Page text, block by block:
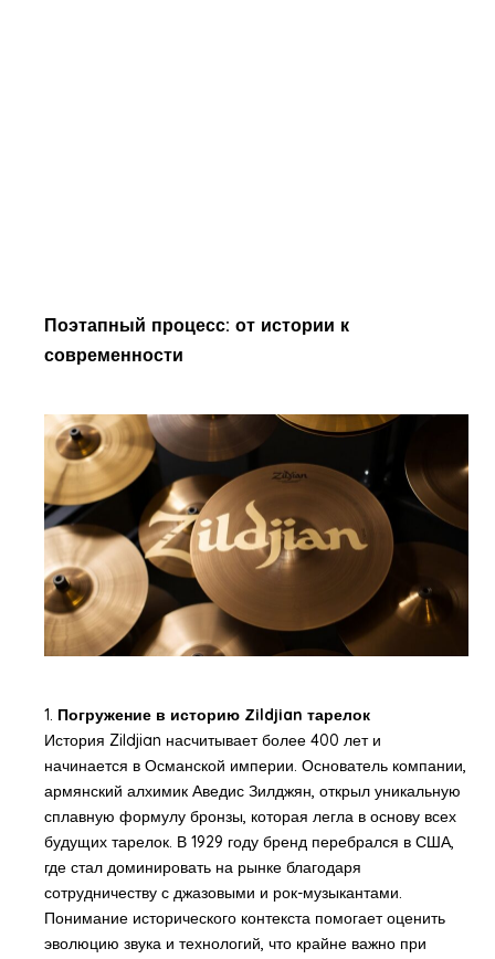
Поэтапный процесс: от истории к
современности
1. Погружение в историю Zildjian тарелок
История Zildjian насчитывает более 400 лет и
начинается в Османской империи. Основатель компании,
армянский алхимик Аведис Зилджян, открыл уникальную
сплавную формулу бронзы, которая легла в основу всех
будущих тарелок. В 1929 году бренд перебрался в США,
где стал доминировать на рынке благодаря
сотрудничеству с джазовыми и рок-музыкантами.
Понимание исторического контекста помогает оценить
эволюцию звука и технологий, что крайне важно при